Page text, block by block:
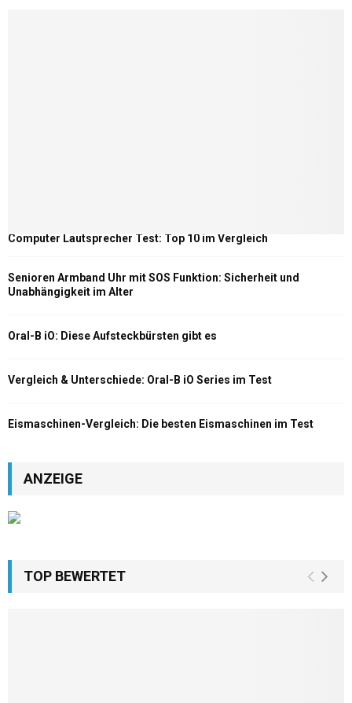
Computer Lautsprecher Test: Top 10 im Vergleich
Senioren Armband Uhr mit SOS Funktion: Sicherheit und
Unabhängigkeit im Alter
Oral-B iO: Diese Aufsteckbürsten gibt es
Vergleich & Unterschiede: Oral-B iO Series im Test
Eismaschinen-Vergleich: Die besten Eismaschinen im Test
ANZEIGE
TOP BEWERTET